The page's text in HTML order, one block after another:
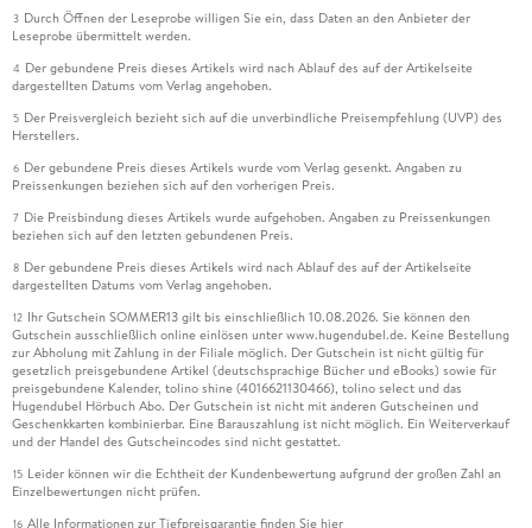
3 Durch Öffnen der Leseprobe willigen Sie ein, dass Daten an den Anbieter der
Leseprobe übermittelt werden.
4 Der gebundene Preis dieses Artikels wird nach Ablauf des auf der Artikelseite
dargestellten Datums vom Verlag angehoben.
5 Der Preisvergleich bezieht sich auf die unverbindliche Preisempfehlung (UVP) des
Herstellers.
6 Der gebundene Preis dieses Artikels wurde vom Verlag gesenkt. Angaben zu
Preissenkungen beziehen sich auf den vorherigen Preis.
7 Die Preisbindung dieses Artikels wurde aufgehoben. Angaben zu Preissenkungen
beziehen sich auf den letzten gebundenen Preis.
8 Der gebundene Preis dieses Artikels wird nach Ablauf des auf der Artikelseite
dargestellten Datums vom Verlag angehoben.
12 Ihr Gutschein SOMMER13 gilt bis einschließlich 10.08.2026. Sie können den
Gutschein ausschließlich online einlösen unter www.hugendubel.de. Keine Bestellung
zur Abholung mit Zahlung in der Filiale möglich. Der Gutschein ist nicht gültig für
gesetzlich preisgebundene Artikel (deutschsprachige Bücher und eBooks) sowie für
preisgebundene Kalender, tolino shine (4016621130466), tolino select und das
Hugendubel Hörbuch Abo. Der Gutschein ist nicht mit anderen Gutscheinen und
Geschenkkarten kombinierbar. Eine Barauszahlung ist nicht möglich. Ein Weiterverkauf
und der Handel des Gutscheincodes sind nicht gestattet.
15 Leider können wir die Echtheit der Kundenbewertung aufgrund der großen Zahl an
Einzelbewertungen nicht prüfen.
16 Alle Informationen zur Tiefpreisgarantie finden Sie hier